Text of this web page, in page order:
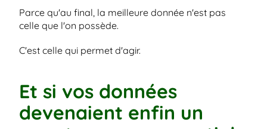
Parce qu'au final, la meilleure donnée n'est pas
celle que l'on possède.
C'est celle qui permet d'agir.
Et si vos données
devenaient enfin un